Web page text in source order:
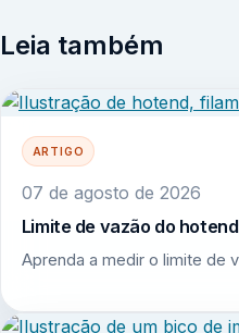
Leia também
ARTIGO
07 de agosto de 2026
Limite de vazão do
Aprenda a medir o limite de